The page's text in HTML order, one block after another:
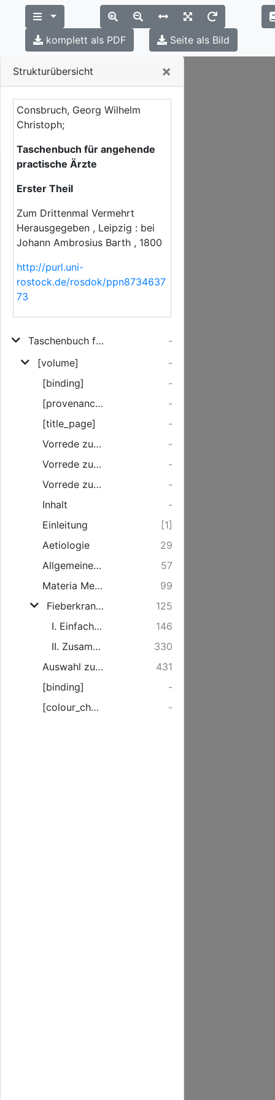
Strukturübersicht ×
Consbruch, Georg Wilhelm
Christoph;
Taschenbuch für angehende
practische Ärzte
Erster Theil
Zum Drittenmal Vermehrt
Herausgegeben , Leipzig : bei
Johann Ambrosius Barth , 1800
http://purl.uni-
rostock.de/rosdok/ppn8734637
73
Taschenbuch für angehende practische Ärzte
-
[volume]
-
[binding]
-
[provenance]
-
[title_page]
-
Vorrede zur ersten Auflage
-
Vorrede zur zweiten Auflage
-
Vorrede zur dritten Auflage
-
Inhalt
-
Einleitung
[1]
Aetiologie
29
Allgemeine Therapie
57
Materia Medica.
99
Fieberkrankheiten
125
I. Einfache Fieber
146
II. Zusammengesetzte Fieber
330
Auswahl zusammengesetzter Arzneien
431
[binding]
-
[colour_checker]
-
komplett als PDF Seite als Bild